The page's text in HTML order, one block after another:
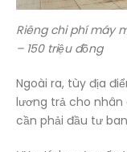
Riêng chi phí máy
– 150 triệu đồng
Ngoài ra, tùy địa
lương trả cho nhân
cần phải đầu tư